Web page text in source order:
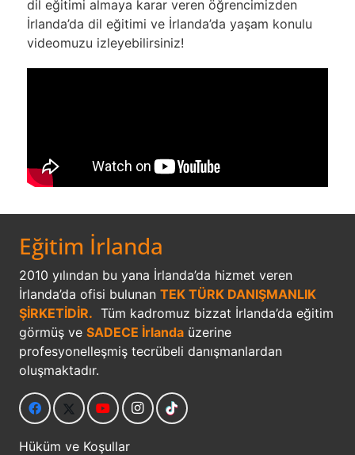
dil eğitimi almaya karar veren öğrencimizden
İrlanda’da dil eğitimi ve İrlanda’da yaşam konulu
videomuzu izleyebilirsiniz!
Eğitim İrlanda
2010 yılından bu yana İrlanda’da hizmet veren
İrlanda’da ofisi bulunan TEK TÜRK DANIŞMANLIK
ŞİRKETİDİR. Tüm kadromuz bizzat İrlanda’da eğitim
görmüş ve SADECE İrlanda üzerine
profesyonelleşmiş tecrübeli danışmanlardan
oluşmaktadır.
Hüküm ve Koşullar